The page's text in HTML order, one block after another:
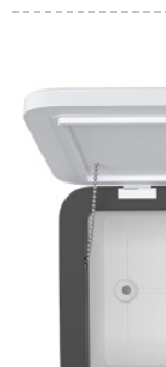
12 V 24 Vコープレス